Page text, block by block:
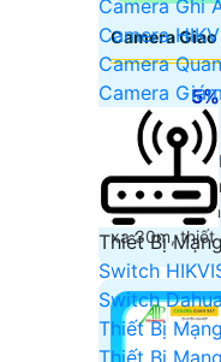
Camera Ghi
Camera
Camera
Camera
Thiết Bị
Switch
Switch
Thiết Bị
Thiết Bị
Camera
KX-
thể chụp
hình với
180km/h,
xa 30m, thiết
đấy là khả
67 cực kì ấn